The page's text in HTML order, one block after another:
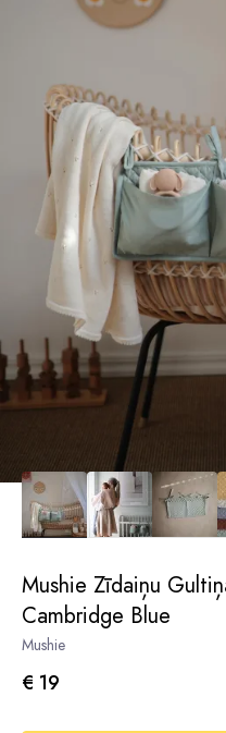
Mushie Zīdaiņu
Cambridge Blue
Mushie
€ 19